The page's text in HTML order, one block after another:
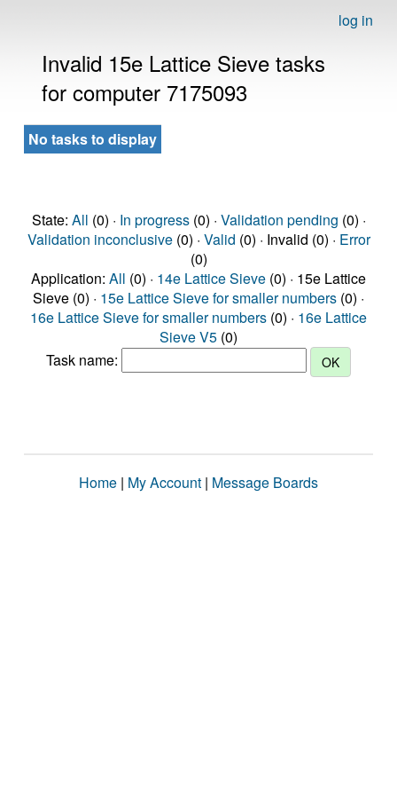
log in
Invalid 15e Lattice Sieve tasks
for computer 7175093
No tasks to display
State: All (0) · In progress(0) · Validation pending (0) ·
Validation inconclusive(0) · Valid (0) · Invalid (0) · Error
(0)
Application: All (0) · 14e Lattice Sieve (0) · 15e Lattice
Sieve (0) · 15e Lattice Sieve for smaller numbers (0) ·
16e Lattice Sieve for smaller numbers (0) · 16e Lattice
Sieve V5 (0)
Task name:
Home | My Account | Message Boards